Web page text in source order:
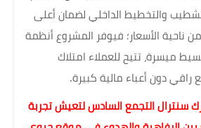
والتخطيط الداخلي لضمان أعلى
ناحية الأسعار؛ فيوفر المشروع أنظمة
ميسرة، تتيح للعملاء امتلاك
دون أعباء مالية كبيرة.
سنترال التجمع السادس لتعيش تجربة